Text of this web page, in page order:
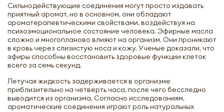
Сильнодействующие соединения могут просто издавать
приятный аромат, но в основном, они обладают
ароматерапевтическими свойствами, воздействуя на
психоэмоциональное состояние человека. Эфирные масла
сложно и многопланово влияют на организм. Они проникают
в кровь через слизистую носа и кожу. Ученые доказали, что
эфиры способны восстановить здоровые функции клеток
всего за семь секунд.
Летучая жидкость задерживается в организме
приблизительно на четверть часа, после чего бесследно
выводится из организма. Согласно исследованиям,
ароматические соединения играют роль натуральных